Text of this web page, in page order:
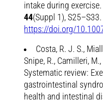
intake during exercise
44(Suppl 1), S25–S33.
https://doi.org/
Costa, R. J. S.,
Snipe, R., Camilleri,
Systematic review:
gastrointestinal
health and intestinal